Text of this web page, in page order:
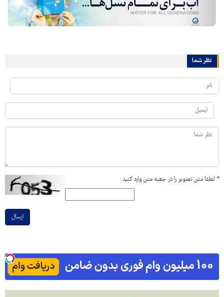
نظر شما
* لطفا متن تصویر را در جعبه متن وارد کنید
ارسال